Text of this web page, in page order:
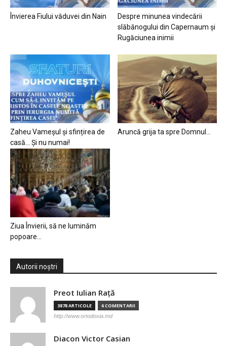
Învierea Fiului văduvei din Nain
Despre minunea vindecării
slăbănogului din Capernaum și
Rugăciunea inimii
Zaheu Vameșul și sfințirea de
casă… Și nu numai!
Aruncă grija ta spre Domnul…
Ziua Învierii, să ne luminăm
popoare…
Autorii noștri
Preot Iulian Raţă
3878 ARTICOLE 6 COMENTARII
http://www.ortodoxia.md
Diacon Victor Casian